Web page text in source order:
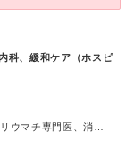
科、緩和ケア（ホスピ
ウマチ専門医、消…